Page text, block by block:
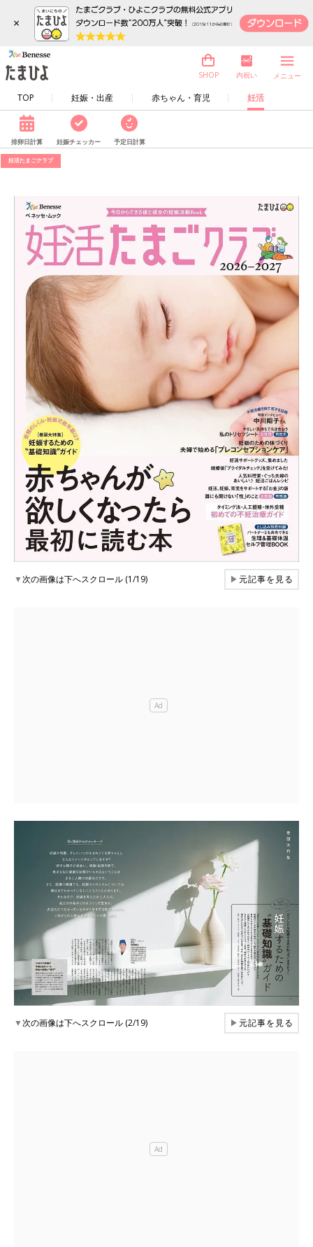
×
TOP 妊娠・出産 赤ちゃん・育児 妊活
SHOP 内祝い メニュー
排卵日計算 妊娠チェッカー 予定日計算
妊活たまごクラブ
▼次の画像は下へスクロール (1/19) ▶元記事を見る
▼次の画像は下へスクロール (2/19) ▶元記事を見る